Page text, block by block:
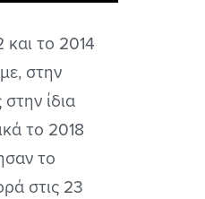
το 2014
στην
ίδια
το 2018
το
στις 23